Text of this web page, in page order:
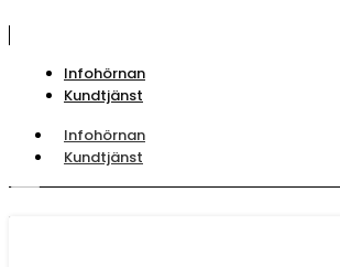
Infohörnan
Kundtjänst
Infohörnan
Kundtjänst